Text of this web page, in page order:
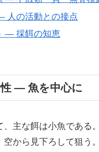
人の活動との接点
― 採餌の知恵
― 魚を中心に
、主な餌は小魚である
空から見下ろして狙う